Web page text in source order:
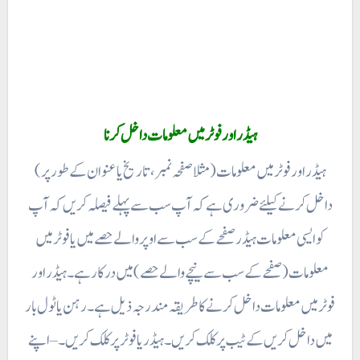
ہیڈر اور فوٹر میں معلومات داخل کرنا
ہیڈر اور فوٹر میں معلومات ( مثلا صفحہ نمبر، تاریخ یا عنوان کے طور پر )
داخل کرنے کیلئے ضروری ہے کہ آپ سب سے پہلے فیصلہ کریں کہ آپ
کو ایسی معلومات ہیڈرصفحے کے سب سے اوپر والے حصے میں یا فوٹر میں
معلومات (صفحے کے سب سے نیچے والے حصے ) میں درکار ہے۔ ہیڈر اور
فوٹر میں معلومات داخل کرنے کا طریقہ مندرجہ ذیل ہے۔ رہن یا ٹول بار
میں داخل کریں کے ٹیب پر کلک کریں۔ ہیڈر یا فوٹر پر کلک کریں۔ – اپنے